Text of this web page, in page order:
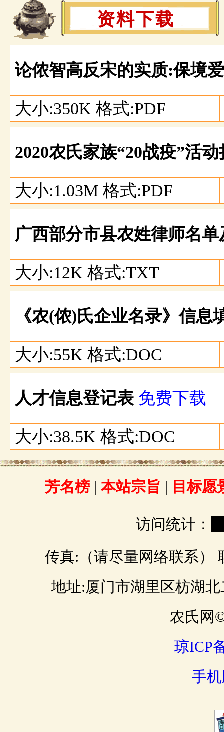
资料下载
论侬智高反宋的实质:保境
大小:350K 格式:PDF
2020农氏家族“20战疫”活
大小:1.03M 格式:PDF
广西部分市县农姓律师名
大小:12K 格式:TXT
《农(侬)氏企业名录》信息
大小:55K 格式:DOC
人才信息登记表 免费下载
大小:38.5K 格式:DOC
芳名榜| 本站宗旨 | 目标愿
访问统计：
传真:（请尽量网络联系）
地址:厦门市湖里区枋湖
农氏网
琼ICP
手